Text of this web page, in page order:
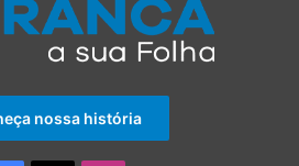
nossa história